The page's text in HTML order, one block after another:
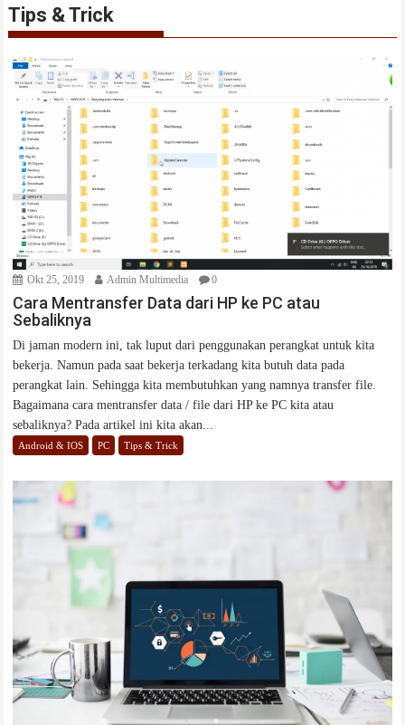
Tips & Trick
Okt 25, 2019 Admin Multimedia 0
Cara Mentransfer Data dari HP ke PC atau
Sebaliknya
Di jaman modern ini, tak luput dari penggunakan perangkat untuk kita
bekerja. Namun pada saat bekerja terkadang kita butuh data pada
perangkat lain. Sehingga kita membutuhkan yang namnya transfer file.
Bagaimana cara mentransfer data / file dari HP ke PC kita atau
sebaliknya? Pada artikel ini kita akan...
Android & IOS PC Tips & Trick